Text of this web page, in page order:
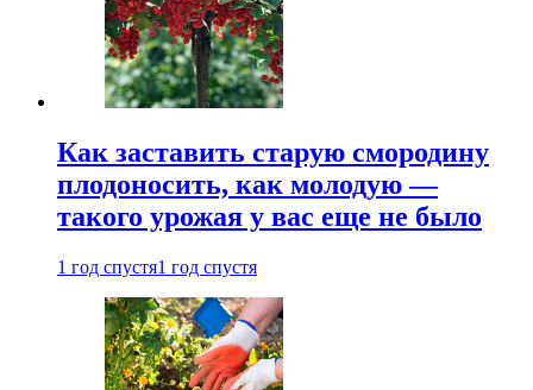
Как заставить старую смородину
плодоносить, как молодую —
такого урожая у вас еще не было
1 год спустя1 год спустя